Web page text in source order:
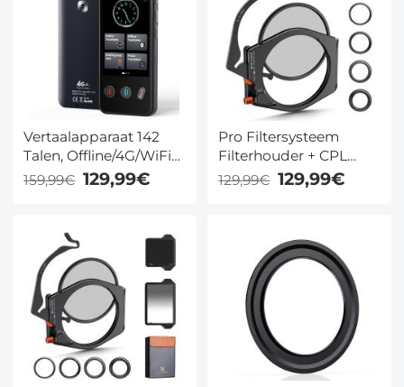
Vertaalapparaat 142
Talen, Offline/4G/WiFi
Vertaling - Voor Reizen
159,99€ 129,99€
Pro Filtersysteem
Filterhouder + CPL
Filter + 4
129,99€ 129,99€